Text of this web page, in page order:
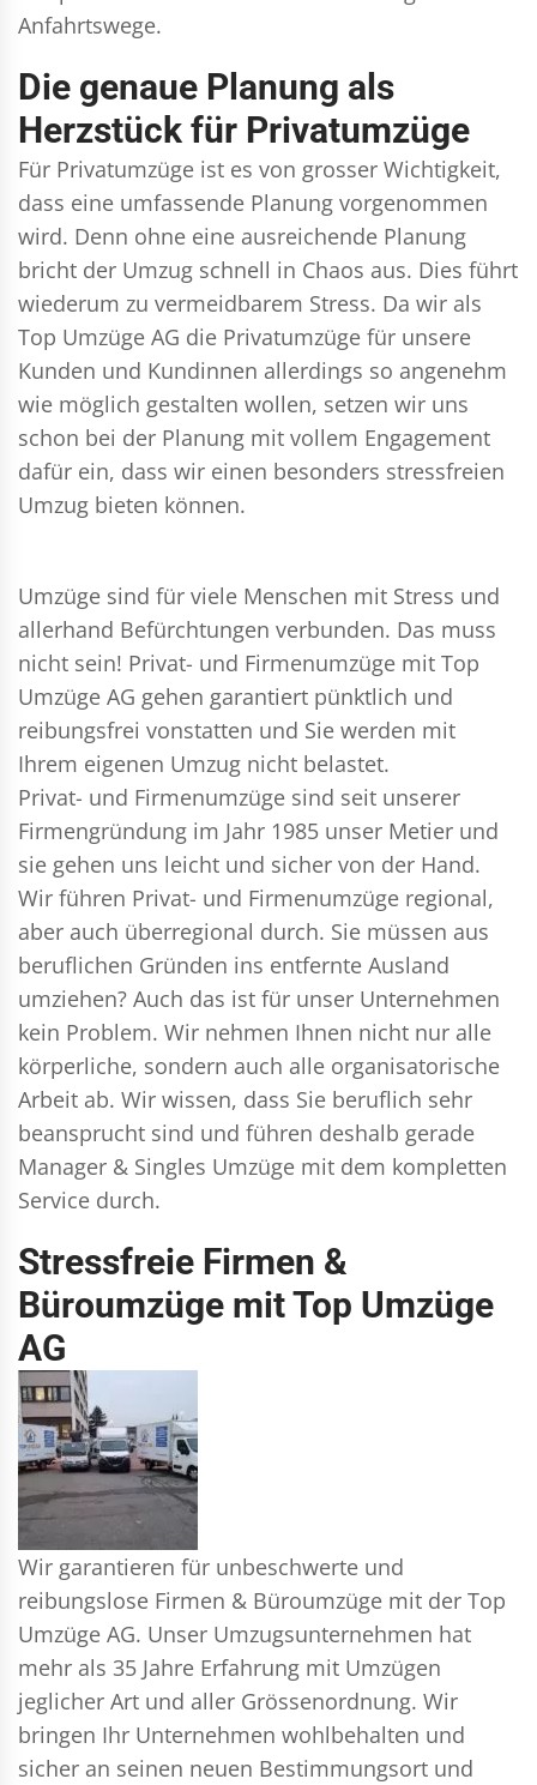
Anfahrtswege.
Die genaue Planung als
Herzstück für Privatumzüge
Für Privatumzüge ist es von grosser Wichtigkeit,
dass eine umfassende Planung vorgenommen
wird. Denn ohne eine ausreichende Planung
bricht der Umzug schnell in Chaos aus. Dies führt
wiederum zu vermeidbarem Stress. Da wir als
Top Umzüge AG die Privatumzüge für unsere
Kunden und Kundinnen allerdings so angenehm
wie möglich gestalten wollen, setzen wir uns
schon bei der Planung mit vollem Engagement
dafür ein, dass wir einen besonders stressfreien
Umzug bieten können.
Umzüge sind für viele Menschen mit Stress und
allerhand Befürchtungen verbunden. Das muss
nicht sein! Privat- und Firmenumzüge mit Top
Umzüge AG gehen garantiert pünktlich und
reibungsfrei vonstatten und Sie werden mit
Ihrem eigenen Umzug nicht belastet.
Privat- und Firmenumzüge sind seit unserer
Firmengründung im Jahr 1985 unser Metier und
sie gehen uns leicht und sicher von der Hand.
Wir führen Privat- und Firmenumzüge regional,
aber auch überregional durch. Sie müssen aus
beruflichen Gründen ins entfernte Ausland
umziehen? Auch das ist für unser Unternehmen
kein Problem. Wir nehmen Ihnen nicht nur alle
körperliche, sondern auch alle organisatorische
Arbeit ab. Wir wissen, dass Sie beruflich sehr
beansprucht sind und führen deshalb gerade
Manager & Singles Umzüge mit dem kompletten
Service durch.
Stressfreie Firmen &
Büroumzüge mit Top Umzüge
AG
Wir garantieren für unbeschwerte und
reibungslose Firmen & Büroumzüge mit der Top
Umzüge AG. Unser Umzugsunternehmen hat
mehr als 35 Jahre Erfahrung mit Umzügen
jeglicher Art und aller Grössenordnung. Wir
bringen Ihr Unternehmen wohlbehalten und
sicher an seinen neuen Bestimmungsort und